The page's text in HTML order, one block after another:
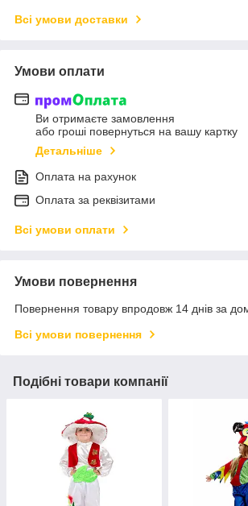
Всі умови доставки
Умови оплати
Ви отримаєте замовлення
або гроші повернуться на вашу картку
Детальніше
Оплата на рахунок
Оплата за реквізитами
Всі умови оплати
Умови повернення
Повернення товару впродовж 14 днів за
Всі умови повернення
Подібні товари компанії